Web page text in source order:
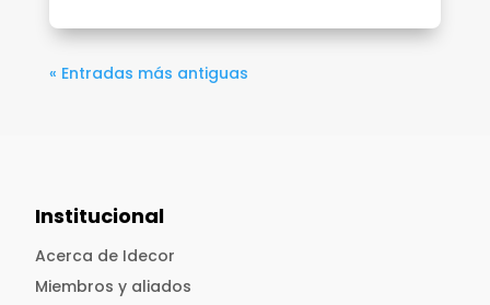
« Entradas más antiguas
Institucional
Acerca de Idecor
Miembros y aliados